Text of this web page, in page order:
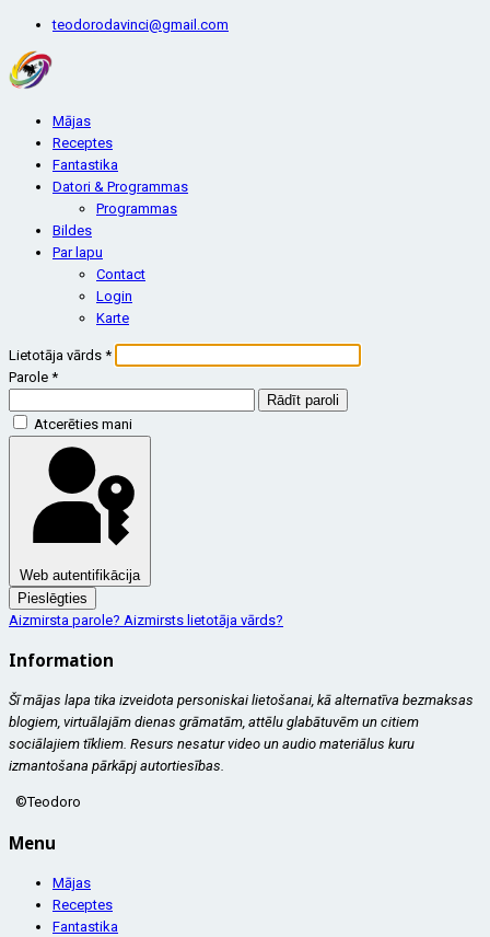
teodorodavinci@gmail.com
Mājas
Receptes
Fantastika
Datori & Programmas
Programmas
Bildes
Par lapu
Contact
Login
Karte
Lietotāja vārds *
Parole *
Rādīt paroli
Atcerēties mani
Web autentifikācija
Pieslēgties
Aizmirsta parole? Aizmirsts lietotāja vārds?
Information
Šī mājas lapa tika izveidota personiskai lietošanai, kā alternatīva bezmaksas
blogiem, virtuālajām dienas grāmatām, attēlu glabātuvēm un citiem
sociālajiem tīkliem. Resurs nesatur video un audio materiālus kuru
izmantošana pārkāpj autortiesības.
©Teodoro
Menu
Mājas
Receptes
Fantastika